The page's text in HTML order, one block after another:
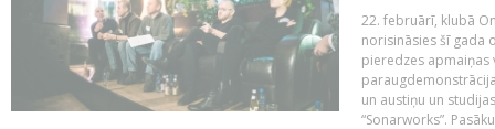
22. februārī, klubā
norisināsies šī gada
pieredzes apmaiņas
un austiņu un
“Sonarworks”.